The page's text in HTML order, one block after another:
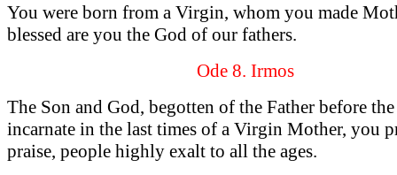
You were born from a Virgin, whom you made
blessed are you the God of our fathers.
Ode 8. Irmos
The Son and God, begotten of the Father before the
incarnate in the last times of a Virgin Mother, you
praise, people highly exalt to all the ages.